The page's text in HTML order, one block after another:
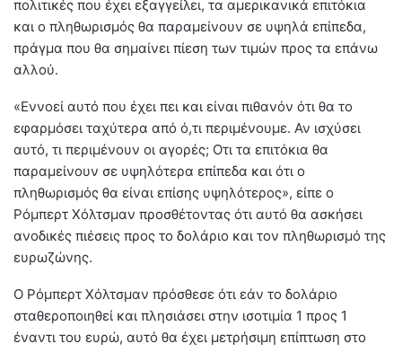
πολιτικές που έχει εξαγγείλει, τα αμερικανικά επιτόκια
και ο πληθωρισμός θα παραμείνουν σε υψηλά επίπεδα,
πράγμα που θα σημαίνει πίεση των τιμών προς τα επάνω
αλλού.
«Εννοεί αυτό που έχει πει και είναι πιθανόν ότι θα το
εφαρμόσει ταχύτερα από ό,τι περιμένουμε. Αν ισχύσει
αυτό, τι περιμένουν οι αγορές; Οτι τα επιτόκια θα
παραμείνουν σε υψηλότερα επίπεδα και ότι ο
πληθωρισμός θα είναι επίσης υψηλότερος», είπε ο
Ρόμπερτ Χόλτσμαν προσθέτοντας ότι αυτό θα ασκήσει
ανοδικές πιέσεις προς το δολάριο και τον πληθωρισμό της
ευρωζώνης.
Ο Ρόμπερτ Χόλτσμαν πρόσθεσε ότι εάν το δολάριο
σταθεροποιηθεί και πλησιάσει στην ισοτιμία 1 προς 1
έναντι του ευρώ, αυτό θα έχει μετρήσιμη επίπτωση στο